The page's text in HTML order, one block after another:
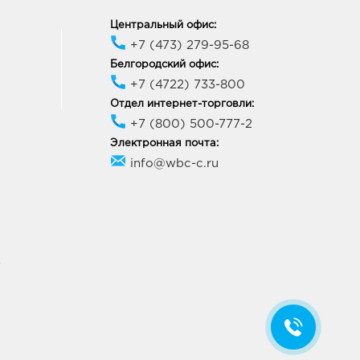
Таганрог, г Таганрог, улЦентральный офис:
+7 (473) 279-95-68
Белгородский офис:
+7 (4722) 733-800
Отдел интернет-торговли:
+7 (800) 500-777-2
Электронная почта:
info@wbc-c.ru